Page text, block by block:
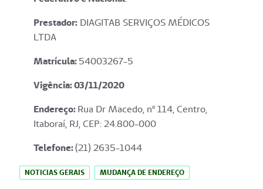
Prestador: DIAGITAB SERVIÇOS MÉDICOS
LTDA
Matrícula:54003267-5
Vigência: 03/11/2020
Endereço:Rua Dr Macedo, nº 114, Centro,
Itaboraí, RJ, CEP: 24.800-000
Telefone:(21) 2635-1044
NOTICIAS GERAIS MUDANÇA DE ENDEREÇO